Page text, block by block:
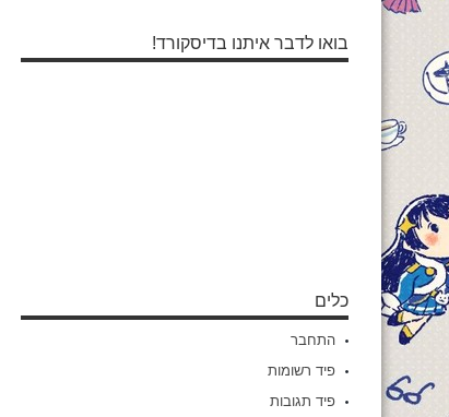
בואו לדבר איתנו בדיסקורד!
כלים
התחבר
פיד רשומות
פיד תגובות